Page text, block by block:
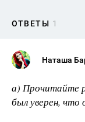
ОТВЕТЫ 1
Наташа
а) Прочитайте
был уверен, что